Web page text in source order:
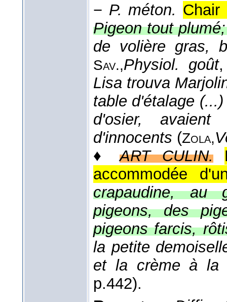
− P. méton. Chair
Pigeon tout
de volière gras,
Sav.,Physiol. goût,
Lisa trouva
table d'étalage
d'osier,
d'innocents (Zola,
♦ART CULIN.
accommodée
crapaudine, au
pigeons, des
pigeons farcis,
la petite
et la crème à la
p.442).